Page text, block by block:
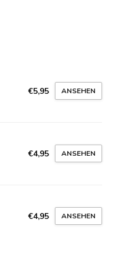
€5,95 ANSEHEN
€4,95 ANSEHEN
€4,95 ANSEHEN